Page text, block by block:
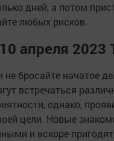
дней, а потом
любых рисков.
апреля 2023
не бросайте начатое
встречаться
однако,
цели. Новые
и вскоре